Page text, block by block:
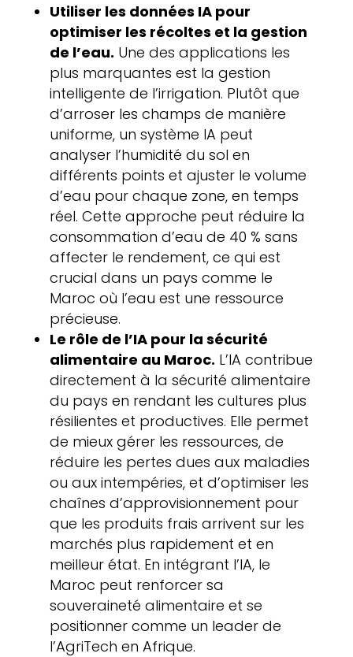
Utiliser les données IA pour
optimiser les récoltes et la gestion
de l’eau. Une des applications les
plus marquantes est la gestion
intelligente de l’irrigation. Plutôt que
d’arroser les champs de manière
uniforme, un système IA peut
analyser l’humidité du sol en
différents points et ajuster le volume
d’eau pour chaque zone, en temps
réel. Cette approche peut réduire la
consommation d’eau de 40 % sans
affecter le rendement, ce qui est
crucial dans un pays comme le
Maroc où l’eau est une ressource
précieuse.
Le rôle de l’IA pour la sécurité
alimentaire au Maroc. L’IA contribue
directement à la sécurité alimentaire
du pays en rendant les cultures plus
résilientes et productives. Elle permet
de mieux gérer les ressources, de
réduire les pertes dues aux maladies
ou aux intempéries, et d’optimiser les
chaînes d’approvisionnement pour
que les produits frais arrivent sur les
marchés plus rapidement et en
meilleur état. En intégrant l’IA, le
Maroc peut renforcer sa
souveraineté alimentaire et se
positionner comme un leader de
l’AgriTech en Afrique.